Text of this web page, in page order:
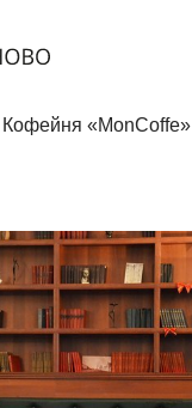
Кофейня «MonCoffe»